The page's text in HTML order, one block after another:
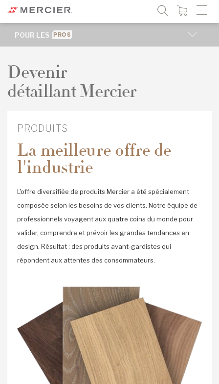
POUR LES PROS
Devenir
détaillant Mercier
PRODUITS
La meilleure offre de
l'industrie
L'offre diversifiée de produits Mercier a été spécialement
composée selon les besoins de vos clients. Notre équipe de
professionnels voyagent aux quatre coins du monde pour
valider, comprendre et prévoir les grandes tendances en
design. Résultat : des produits avant-gardistes qui
répondent aux attentes des consommateurs.